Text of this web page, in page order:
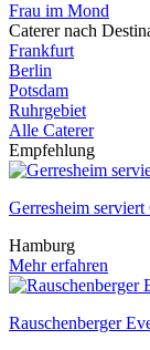
Frau im Mond
Caterer nach
Frankfurt
Berlin
Potsdam
Ruhrgebiet
Alle Caterer
Empfehlung
Gerresheim
Hamburg
Mehr erfahren
Rauschenberger